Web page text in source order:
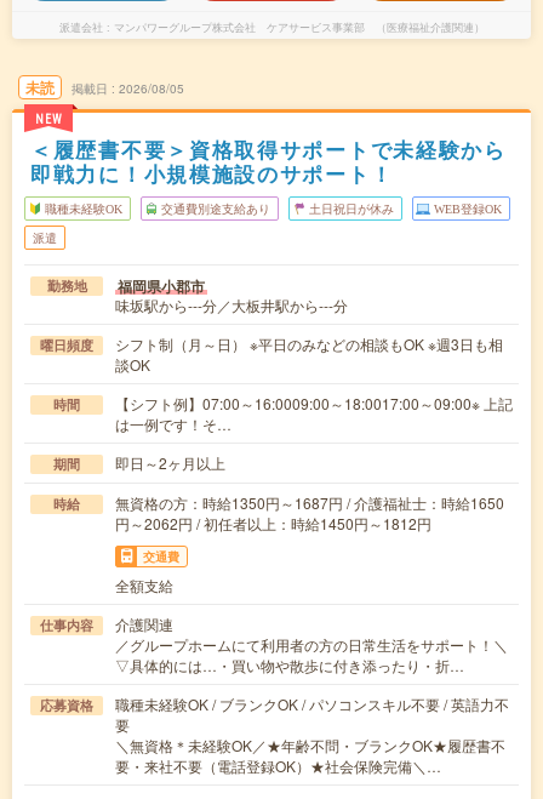
派遣会社 マンパワーグループ株式会社 ケアサービス事業部 （医療福祉介護関連）
未読
NEW
掲載日 2026/08/05
＜履歴書不要＞資格取得サポートで未経験から
即戦力に！小規模施設のサポート！
職種未経験OK 交通費別途支給あり 土日祝日が休み WEB登録OK
派遣
勤務地 福岡県小郡市
味坂駅から---分／大板井駅から---分
曜日頻度
シフト制（月～日） ※平日のみなどの相談もOK ※週3日も相
談OK
時間
【シフト例】07:00～16:0009:00～18:0017:00～09:00※ 上記
は一例です！そ…
期間 即日～2ヶ月以上
時給
無資格の方：時給1350円～1687円 / 介護福祉士：時給1650
円～2062円 / 初任者以上：時給1450円～1812円
交通費
全額支給
仕事内容
介護関連
／グループホームにて利用者の方の日常生活をサポート！＼
▽具体的には…・買い物や散歩に付き添ったり・折…
応募資格
職種未経験OK / ブランクOK / パソコンスキル不要 / 英語力不
要
＼無資格＊未経験OK／★年齢不問・ブランクOK★履歴書不
要・来社不要（電話登録OK）★社会保険完備＼…